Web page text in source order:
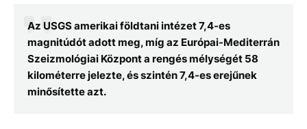
Az USGS amerikai földtani intézet 7,4-es
magnitúdót adott meg, míg az Európai-Mediterrán
Szeizmológiai Központ a rengés mélységét 58
kilométerre jelezte, és szintén 7,4-es erejűnek
minősítette azt.